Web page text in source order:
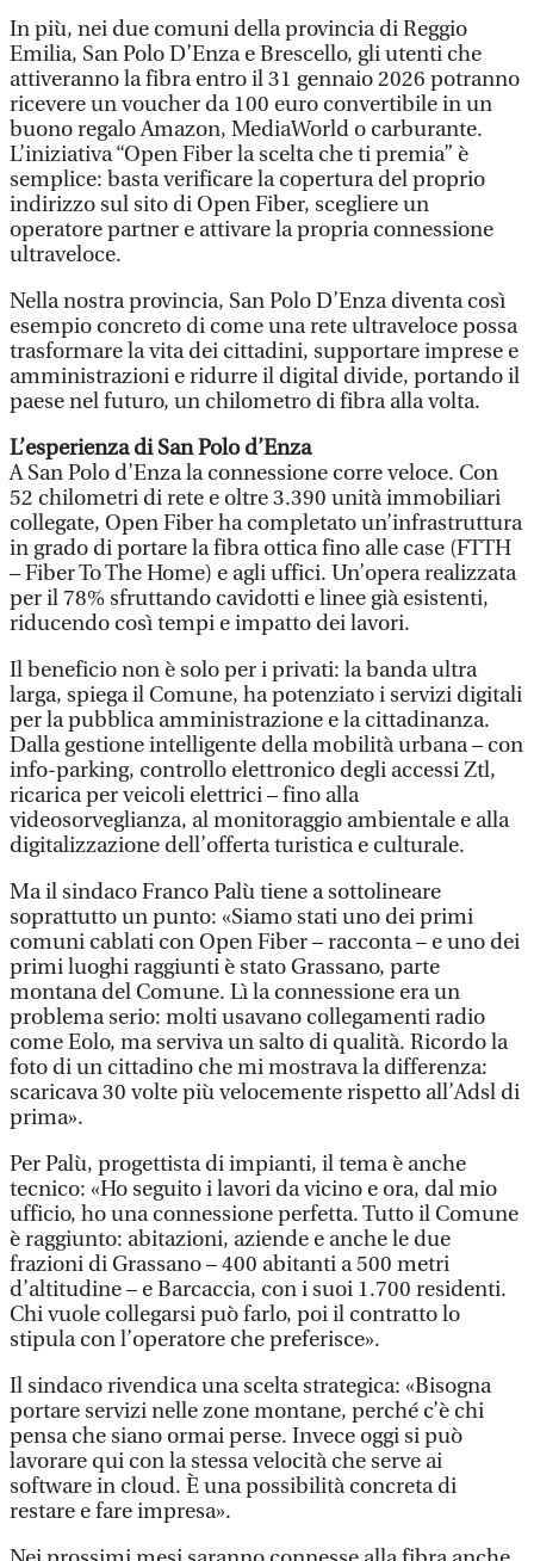
In più, nei due comuni della provincia di Reggio
Emilia, San Polo D’Enza e Brescello, gli utenti che
attiveranno la fibra entro il 31 gennaio 2026 potranno
ricevere un voucher da 100 euro convertibile in un
buono regalo Amazon, MediaWorld o carburante.
L’iniziativa “Open Fiber la scelta che ti premia” è
semplice: basta verificare la copertura del proprio
indirizzo sul sito di Open Fiber, scegliere un
operatore partner e attivare la propria connessione
ultraveloce.
Nella nostra provincia, San Polo D’Enza diventa così
esempio concreto di come una rete ultraveloce possa
trasformare la vita dei cittadini, supportare imprese e
amministrazioni e ridurre il digital divide, portando il
paese nel futuro, un chilometro di fibra alla volta.
L’esperienza di San Polo d’Enza
A San Polo d’Enza la connessione corre veloce. Con
52 chilometri di rete e oltre 3.390 unità immobiliari
collegate, Open Fiber ha completato un’infrastruttura
in grado di portare la fibra ottica fino alle case (FTTH
– Fiber To The Home) e agli uffici. Un’opera realizzata
per il 78% sfruttando cavidotti e linee già esistenti,
riducendo così tempi e impatto dei lavori.
Il beneficio non è solo per i privati: la banda ultra
larga, spiega il Comune, ha potenziato i servizi digitali
per la pubblica amministrazione e la cittadinanza.
Dalla gestione intelligente della mobilità urbana – con
info-parking, controllo elettronico degli accessi Ztl,
ricarica per veicoli elettrici – fino alla
videosorveglianza, al monitoraggio ambientale e alla
digitalizzazione dell’offerta turistica e culturale.
Ma il sindaco Franco Palù tiene a sottolineare
soprattutto un punto: «Siamo stati uno dei primi
comuni cablati con Open Fiber – racconta – e uno dei
primi luoghi raggiunti è stato Grassano, parte
montana del Comune. Lì la connessione era un
problema serio: molti usavano collegamenti radio
come Eolo, ma serviva un salto di qualità. Ricordo la
foto di un cittadino che mi mostrava la differenza:
scaricava 30 volte più velocemente rispetto all’Adsl di
prima».
Per Palù, progettista di impianti, il tema è anche
tecnico: «Ho seguito i lavori da vicino e ora, dal mio
ufficio, ho una connessione perfetta. Tutto il Comune
è raggiunto: abitazioni, aziende e anche le due
frazioni di Grassano – 400 abitanti a 500 metri
d’altitudine – e Barcaccia, con i suoi 1.700 residenti.
Chi vuole collegarsi può farlo, poi il contratto lo
stipula con l’operatore che preferisce».
Il sindaco rivendica una scelta strategica: «Bisogna
portare servizi nelle zone montane, perché c’è chi
pensa che siano ormai perse. Invece oggi si può
lavorare qui con la stessa velocità che serve ai
software in cloud. È una possibilità concreta di
restare e fare impresa».